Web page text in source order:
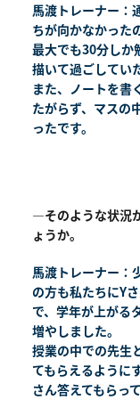
馬渡トレーナー：
ちが向かなかった
最大でも30分しか
描いて過ごしてい
また、ノートを書
たがらず、マスの
ったです。
―そのような状況
ょうか。
馬渡トレーナー：
の方も私たちにY
で、学年が上がる
増やしました。
授業の中での先生
てもらえるように
さん答えてもらっ